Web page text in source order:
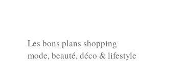
Les bons plans shopping
mode, beauté, déco & lifestyle